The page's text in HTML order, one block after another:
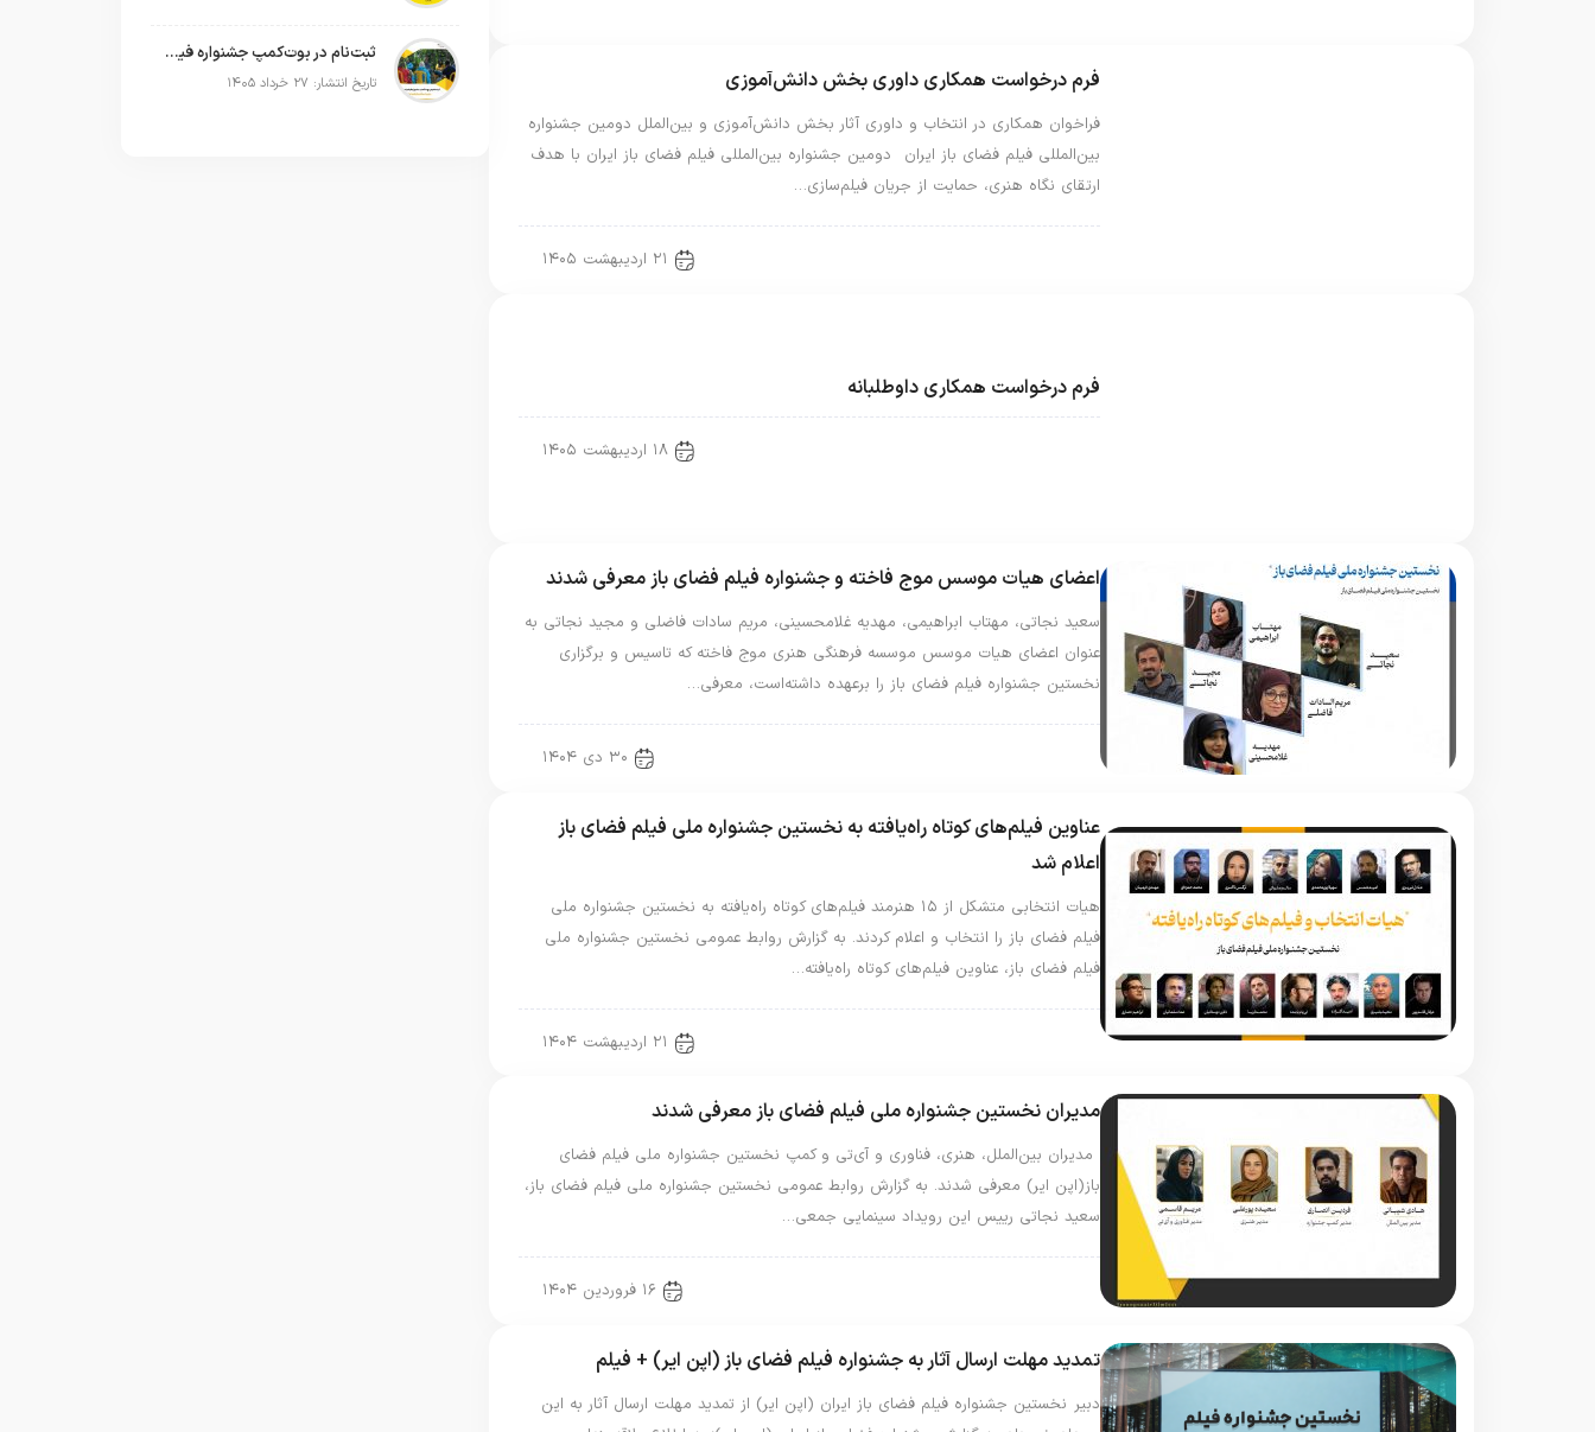
فرم درخواست همکاری داوری بخش دانش‌آموزی
فراخوان همکاری در انتخاب و داوری آثار بخش دانش‌آموزی و بین‌الملل دومین جشنواره
بین‌المللی فیلم فضای باز ایران دومین جشنواره بین‌المللی فیلم فضای باز ایران با هدف
ارتقای نگاه هنری، حمایت از جریان فیلم‌سازی…
۲۱ اردیبهشت ۱۴۰۵
فرم درخواست همکاری داوطلبانه
۱۸ اردیبهشت ۱۴۰۵
اعضای هیات موسس موج فاخته و جشنواره فیلم فضای باز معرفی شدند
سعید نجاتی، مهتاب ابراهیمی، مهدیه غلامحسینی، مریم سادات فاضلی و مجید نجاتی به
عنوان اعضای هیات موسس موسسه فرهنگی هنری موج فاخته که تاسیس و برگزاری
نخستین جشنواره فیلم فضای باز را برعهده داشته‌است، معرفی…
۳۰ دی ۱۴۰۴
عناوین فیلم‌های کوتاه راه‌یافته به نخستین جشنواره ملی فیلم فضای باز
اعلام شد
هیات انتخابی متشکل از ۱۵ هنرمند فیلم‌های کوتاه راه‌یافته به نخستین جشنواره ملی
فیلم فضای باز را انتخاب و اعلام کردند. به گزارش روابط عمومی نخستین جشنواره ملی
فیلم فضای باز، عناوین فیلم‌های کوتاه راه‌یافته…
۲۱ اردیبهشت ۱۴۰۴
مدیران نخستین جشنواره ملی فیلم فضای باز معرفی شدند
مدیران بین‌الملل، هنری، فناوری و آی‌تی و کمپ نخستین جشنواره ملی فیلم فضای
باز(اپن ایر) معرفی شدند. به گزارش روابط عمومی نخستین جشنواره ملی فیلم فضای باز،
سعید نجاتی رییس این رویداد سینمایی جمعی…
۱۶ فروردین ۱۴۰۴
تمدید مهلت ارسال آثار به جشنواره فیلم فضای باز (اپن ایر) + فیلم
دبیر نخستین جشنواره فیلم فضای باز ایران (اپن ایر) از تمدید مهلت ارسال آثار به این
ثبت‌نام در بوت‌کمپ جشنواره فیلم فضای باز ایران آغاز شد؛ تجربه ساخت فیلم کوتاه در فضای باز
تاریخ انتشار: ۲۷ خرداد ۱۴۰۵